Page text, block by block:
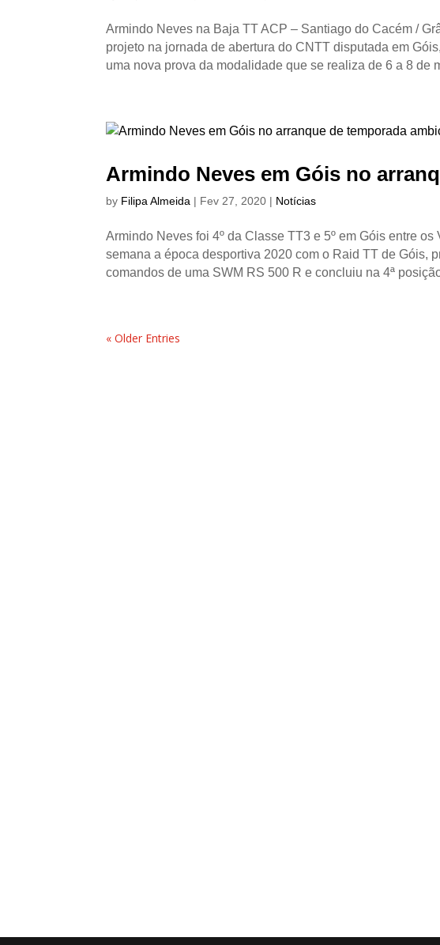
Armindo Neves na Baja TT ACP – Santiago do Cacém /
projeto na jornada de abertura do CNTT disputada em
uma nova prova da modalidade que se realiza de 6 a 8 de
Armindo Neves em Góis no
by Filipa Almeida | Fev 27, 2020 | Notícias
Armindo Neves foi 4º da Classe TT3 e 5º em Góis entre
semana a época desportiva 2020 com o Raid TT de Góis,
comandos de uma SWM RS 500 R e concluiu na 4ª
« Older Entries